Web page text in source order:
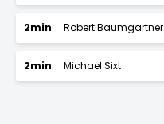
2min Robert Baumgartner
2min Michael Sixt